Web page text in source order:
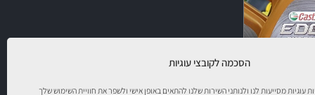
הסכמה לקובצי עוגיות
עוגיות מסייעות לנו ולנותני השירות שלנו להתאים באופן אישי ולשפר את חוויית השימוש שלך